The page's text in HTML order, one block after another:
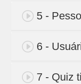
5 -
6 -
7 - Quiz